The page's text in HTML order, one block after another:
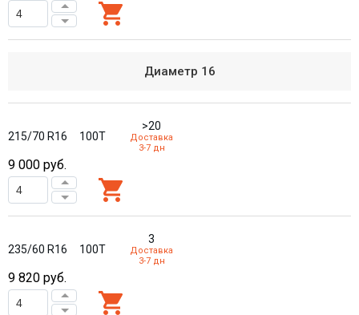
Диаметр 16
215/70 R16 100T
>20
Доставка
3-7 дн
9 000 руб.
235/60 R16 100T
3
Доставка
3-7 дн
9 820 руб.